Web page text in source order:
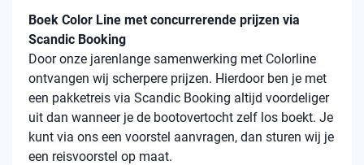
Boek Color Line met concurrerende prijzen via
Scandic Booking
Door onze jarenlange samenwerking met Colorline
ontvangen wij scherpere prijzen. Hierdoor ben je met
een pakketreis via Scandic Booking altijd voordeliger
uit dan wanneer je de bootovertocht zelf los boekt. Je
kunt via ons een voorstel aanvragen, dan sturen wij je
een reisvoorstel op maat.